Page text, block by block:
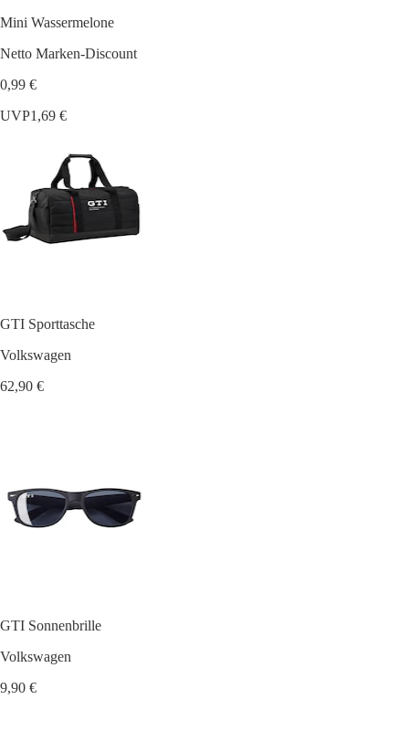
Mini Wassermelone
Netto Marken-Discount
0,99 €
UVP1,69 €
GTI Sporttasche
Volkswagen
62,90 €
GTI Sonnenbrille
Volkswagen
9,90 €